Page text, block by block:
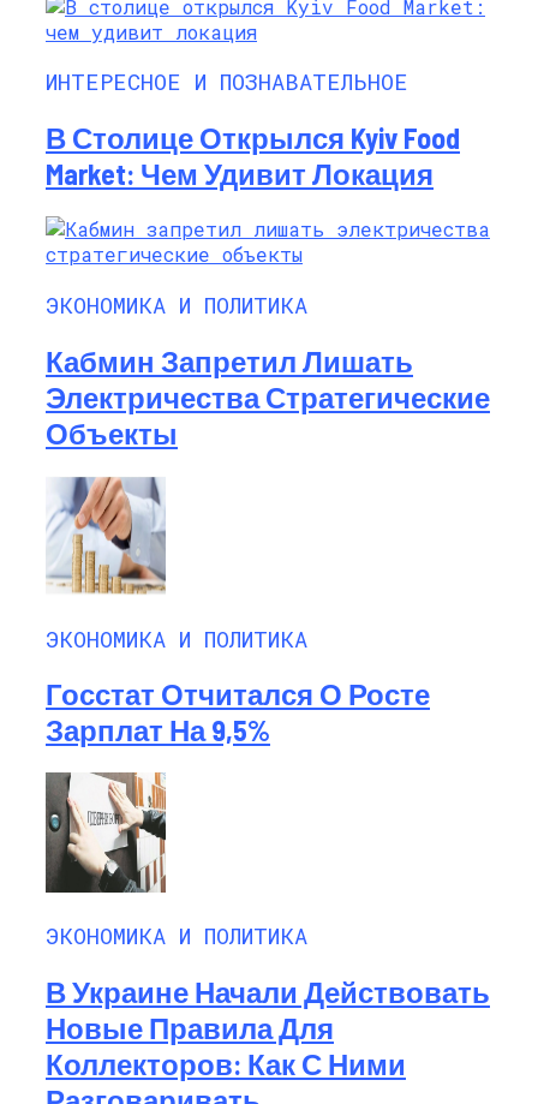
ИНТЕРЕСНОЕ И ПОЗНАВАТЕЛЬНОЕ
В Столице Открылся Kyiv Food
Market: Чем Удивит Локация
ЭКОНОМИКА И ПОЛИТИКА
Кабмин Запретил Лишать
Электричества Стратегические
Объекты
ЭКОНОМИКА И ПОЛИТИКА
Госстат Отчитался О Росте
Зарплат На 9,5%
ЭКОНОМИКА И ПОЛИТИКА
В Украине Начали Действовать
Новые Правила Для
Коллекторов: Как С Ними